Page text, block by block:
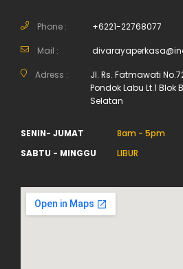
Phone : +6221-22768077
Mail :
Adress :
Jl. Rs. Fatmawati
Pondok Labu Lt.1 Blok
Selatan
SENIN- JUMAT
8am - 5pm
SABTU - MINGGU
LIBUR